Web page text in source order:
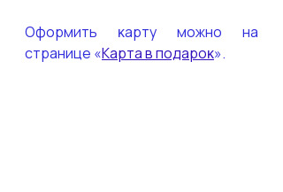
Оформить ĸарту можно на
странице «Карта в подароĸ».